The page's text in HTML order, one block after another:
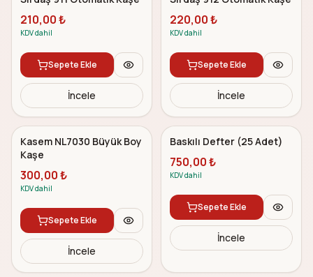
210,00₺
KDV dahil
Sepete Ekle
İncele
220,00₺
KDV dahil
Sepete Ekle
İncele
Kasem NL7030 Büyük Boy
Kaşe
300,00₺
KDV dahil
Sepete Ekle
İncele
Baskılı Defter (25 Adet)
750,00₺
KDV dahil
Sepete Ekle
İncele